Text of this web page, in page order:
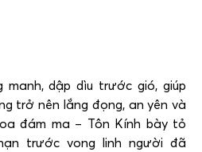
manh, dập dìu trước gió, giúp
trở nên lắng đọng, an yên và
đám ma – Tôn Kính bày tỏ
trước vong linh người đã